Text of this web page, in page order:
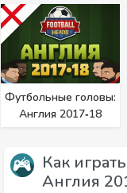
Футбольные головы:
Англия 2017‑18
Как
Англия